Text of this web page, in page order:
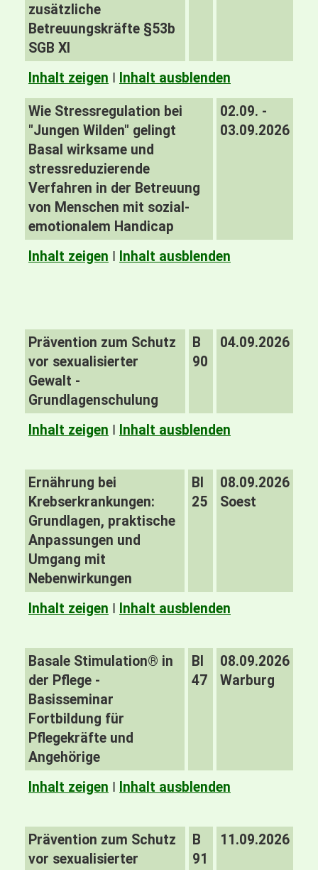
zusätzliche
Betreuungskräfte §53b
SGB XI
Inhalt zeigen I Inhalt ausblenden
Wie Stressregulation bei
"Jungen Wilden" gelingt
Basal wirksame und
stressreduzierende
Verfahren in der Betreuung
von Menschen mit sozial-
emotionalem Handicap
02.09. -
03.09.2026
Inhalt zeigen I Inhalt ausblenden
Prävention zum Schutz
vor sexualisierter
Gewalt -
Grundlagenschulung
B
90
04.09.2026
Inhalt zeigen I Inhalt ausblenden
Ernährung bei
Krebserkrankungen:
Grundlagen, praktische
Anpassungen und
Umgang mit
Nebenwirkungen
BI
25
08.09.2026
Soest
Inhalt zeigen I Inhalt ausblenden
Basale Stimulation® in
der Pflege -
Basisseminar
Fortbildung für
Pflegekräfte und
Angehörige
BI
47
08.09.2026
Warburg
Inhalt zeigen I Inhalt ausblenden
Prävention zum Schutz
vor sexualisierter
B
91
11.09.2026